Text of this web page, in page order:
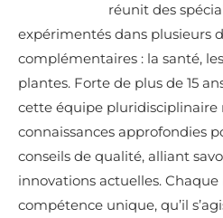
réunit des
expérimentés dans plusieurs
complémentaires : la santé,
plantes. Forte de plus de 15
cette équipe pluridisciplinaire
connaissances approfondies
conseils de qualité, alliant
innovations actuelles.
compétence unique, qu’il